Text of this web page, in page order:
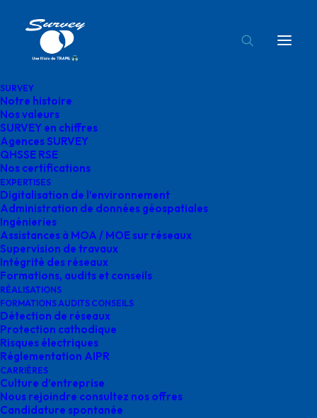
SURVEY
Notre histoire
Nos valeurs
SURVEY en chiffres
Agences SURVEY
QHSSE RSE
Nos certifications
EXPERTISES
Digitalisation de l’environnement
Administration de données géospatiales
Ingénieries
Assistances à MOA / MOE sur réseaux
Supervision de travaux
Intégrité des réseaux
Formations, audits et conseils
RÉALISATIONS
FORMATIONS AUDITS CONSEILS
Détection de réseaux
Protection cathodique
Risques électriques
Réglementation AIPR
CARRIÈRES
Culture d’entreprise
Nous rejoindre consultez nos offres
Candidature spontanée
Accueil
bureau d’études survey